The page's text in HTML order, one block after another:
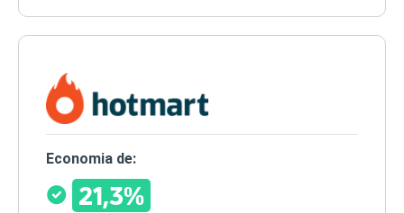
Economia de:
21,3%